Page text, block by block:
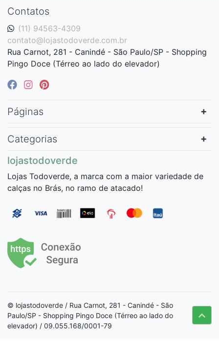
Contatos
(11) 94563-4309
contato@lojastodoverde.com.br
Rua Carnot, 281 - Canindé - São Paulo/SP - Shopping
Pingo Doce (Térreo ao lado do elevador)
Páginas
Categorias
lojastodoverde
Lojas Todoverde, a marca com a maior variedade de
calças no Brás, no ramo de atacado!
© lojastodoverde / Rua Carnot, 281 - Canindé - São
Paulo/SP - Shopping Pingo Doce (Térreo ao lado do
elevador) / 09.055.168/0001-79